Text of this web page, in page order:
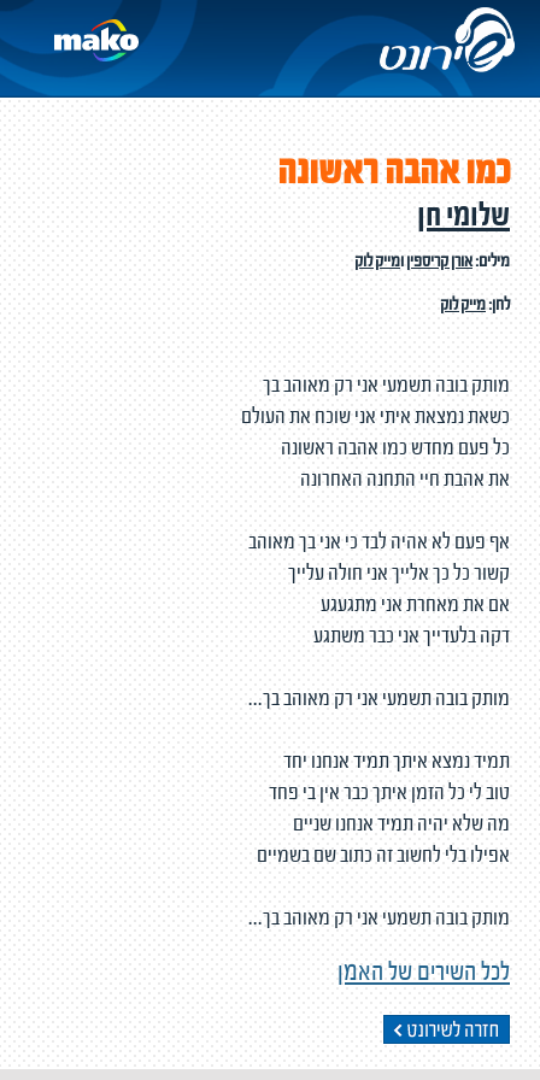
כמו אהבה ראשונה
שלומי חן
מילים:אורן קריספיןומייק לוק
לחן:מייק לוק
מותק בובה תשמעי אני רק מאוהב בך
כשאת נמצאת איתי אני שוכח את העולם
כל פעם מחדש כמו אהבה ראשונה
את אהבת חיי התחנה האחרונה
אף פעם לא אהיה לבד כי אני בך מאוהב
קשור כל כך אלייך אני חולה עלייך
אם את מאחרת אני מתגעגע
דקה בלעדייך אני כבר משתגע
מותק בובה תשמעי אני רק מאוהב בך...
תמיד נמצא איתך תמיד אנחנו יחד
טוב לי כל הזמן איתך כבר אין בי פחד
מה שלא יהיה תמיד אנחנו שניים
אפילו בלי לחשוב זה כתוב שם בשמיים
מותק בובה תשמעי אני רק מאוהב בך...
לכל השירים של האמן